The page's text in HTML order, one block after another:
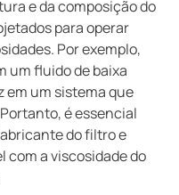
e da composição do
para operar
Por exemplo,
um fluido de baixa
em um sistema que
é essencial
do filtro e
com a viscosidade do